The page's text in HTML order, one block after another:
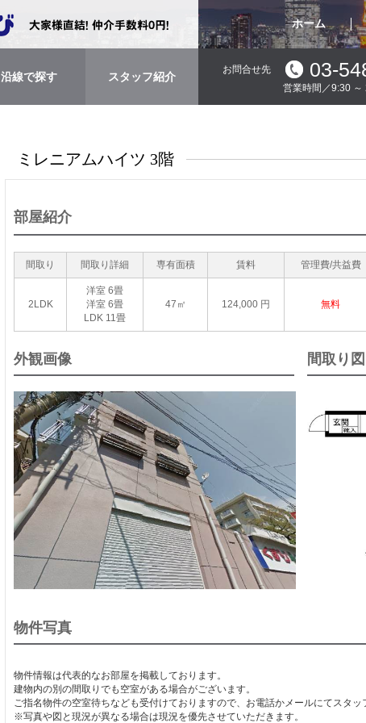
ホーム
沿線で探す スタッフ紹介
お問合せ先 03-
営業時間／9:30
ミレニアムハイツ 3階
部屋紹介
間取り 間取り詳細 専有面積 賃料 管理費/共益費
2LDK
洋室 6畳
洋室 6畳
LDK 11畳
47㎡ 124,000 円 無料
外観画像 間取り図
物件写真
物件情報は代表的なお部屋を掲載しております。
建物内の別の間取りでも空室がある場合がございます。
ご指名物件の空室待ちなども受付けておりますので、お電話かメールにてスタッ
※写真や図と現況が異なる場合は現況を優先させていただきます。